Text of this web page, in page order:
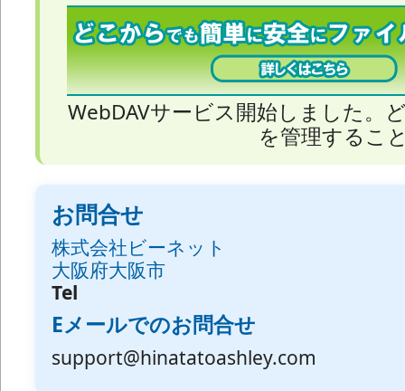
WebDAVサービス開始しました。
を管理するこ
お問合せ
株式会社ビーネット
大阪府大阪市
Tel
Eメールでのお問合せ
support@hinatatoashley.com